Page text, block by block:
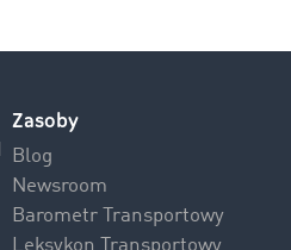
Zasoby
Blog
Newsroom
Barometr Transportowy
Leksykon Transportowy